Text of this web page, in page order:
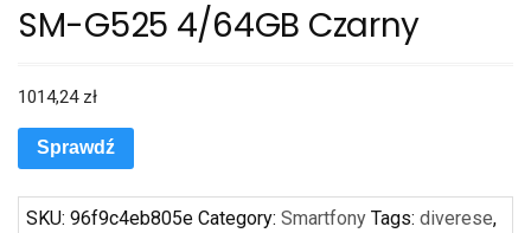
SM-G525 4/64GB Czarny
1014,24 zł
Sprawdź
SKU: 96f9c4eb805e Category: Smartfony Tags: diverese,